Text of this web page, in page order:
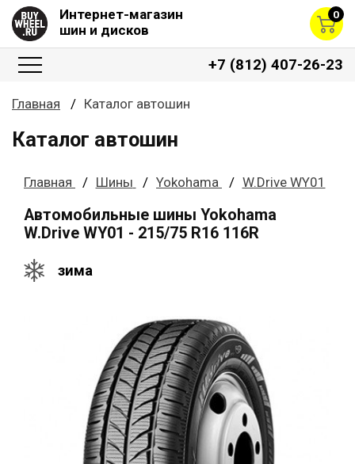
Интернет-магазин
шин и дисков
0
+7 (812) 407-26-23
Главная Каталог автошин
Каталог автошин
Главная Шины Yokohama W.Drive WY01
Автомобильные шины Yokohama
W.Drive WY01 - 215/75 R16 116R
зима